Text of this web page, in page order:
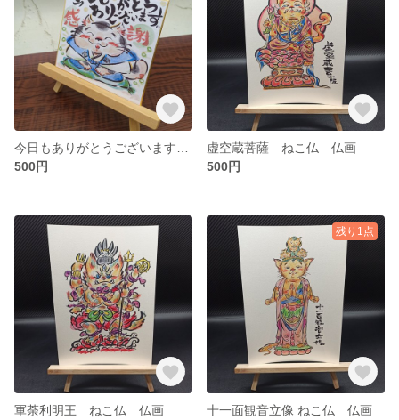
500円
虚空蔵菩薩 ねこ仏 仏画
500円
軍荼利明王 ねこ仏 仏画
残り1点
十一面観音立像 ねこ仏 仏画